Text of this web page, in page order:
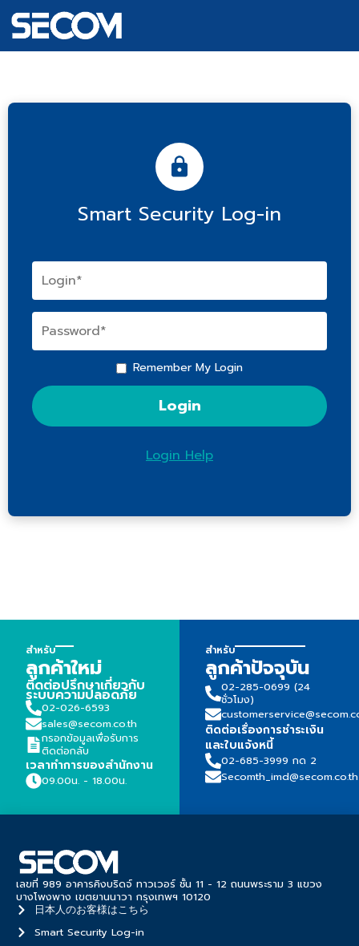
Smart Security Log-in
Remember My Login
Login Help
สำหรับ
ลูกค้าใหม่
ติดต่อปรึกษาเกี่ยวกับ
ระบบความปลอดภัย
02-026-6593
sales@secom.co.th
กรอกข้อมูลเพื่อรับการ
ติดต่อกลับ
เวลาทำการของสำนักงาน
09.00น. - 18.00น.
สำหรับ
ลูกค้าปัจจุบัน
02-285-0699 (24
ชั่วโมง)
ติดต่อเรื่องการชำระเงิน
และใบแจ้งหนี้
02-685-3999 กด 2
Secomth_imd@secom.co.th
เลขที่ 989 อาคารคิงบริดจ์ ทาวเวอร์ ชั้น 11 - 12 ถนนพระราม 3 แขวง
บางโพงพาง เขตยานนาวา กรุงเทพฯ 10120
日本人のお客様はこちら
Smart Security Log-in